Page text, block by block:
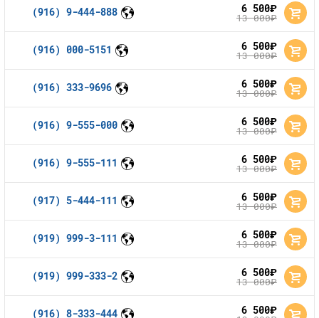
(916) 9-444-888 6 500руб.
13 000руб.
(916) 000-5151 6 500руб.
13 000руб.
(916) 333-9696 6 500руб.
13 000руб.
(916) 9-555-000 6 500руб.
13 000руб.
(916) 9-555-111 6 500руб.
13 000руб.
(917) 5-444-111 6 500руб.
13 000руб.
(919) 999-3-111 6 500руб.
13 000руб.
(919) 999-333-2 6 500руб.
13 000руб.
(916) 8-333-444 6 500руб.